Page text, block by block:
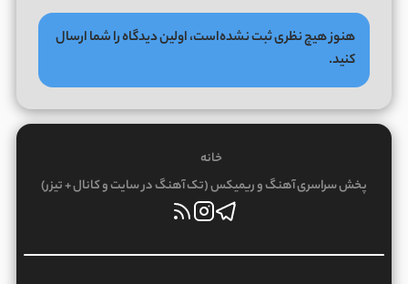
هنوز هیچ نظری ثبت نشده‌است، اولین دیدگاه را شما ارسال
کنید.
خانه
پخش سراسری آهنگ و ریمیکس (تک آهنگ در سایت و کانال + تیزر)